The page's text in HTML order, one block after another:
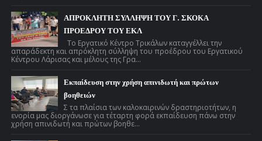
ΑΠΡΟΚΛΗΤΗ ΣΥΛΛΗΨΗ ΤΟΥ Γ. ΣΚΟΚΑ
ΠΡΟΕΔΡΟΥ ΤΟΥ ΕΚΛ
Το Εργατικό Κέντρο Τρικάλων καταγγέλλει την
απαράδεκτη και απρόκλητη σύλληψη του προέδρου του Εργατικού
Κέντρου Λάρισας και μέλους της Γρα...
Εκπαίδευση στην χρήση απινιδωτή και πρώτων
βοηθειών
Σ τα πλαίσια των καλοκαιρινών δραστηριοτήτων, η
ενορία μας διοργάνωσε για τέταρτη φορά εκπαίδευση πάνω στην
χρήση απινιδωτή και πρώτων βοηθε...